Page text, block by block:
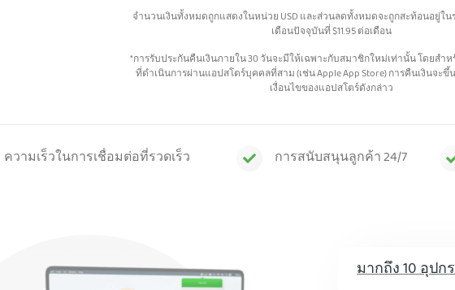
จำนวนเงินทั้งหมดถูกแสดงในหน่วย USD และส่วนลดทั้งหมดจะถูกสะท้อนอยู่ใน
เดือนปัจจุบันที่$11.95ต่อเดือน
*การรับประกันคืนเงินภายใน 30 วันจะมีให้เฉพาะกับสมาชิกใหม่เท่านั้น โดยสำ
ที่ดำเนินการผ่านแอปสโตร์บุคคลที่สาม (เช่น Apple App Store) การคืนเงินจะ
เงื่อนไขของแอปสโตร์ดังกล่าว
ความเร็วในการเชื่อมต่อที่รวดเร็ว การสนับสนุนลูกค้า 24/7
มากถึง 10 อุป